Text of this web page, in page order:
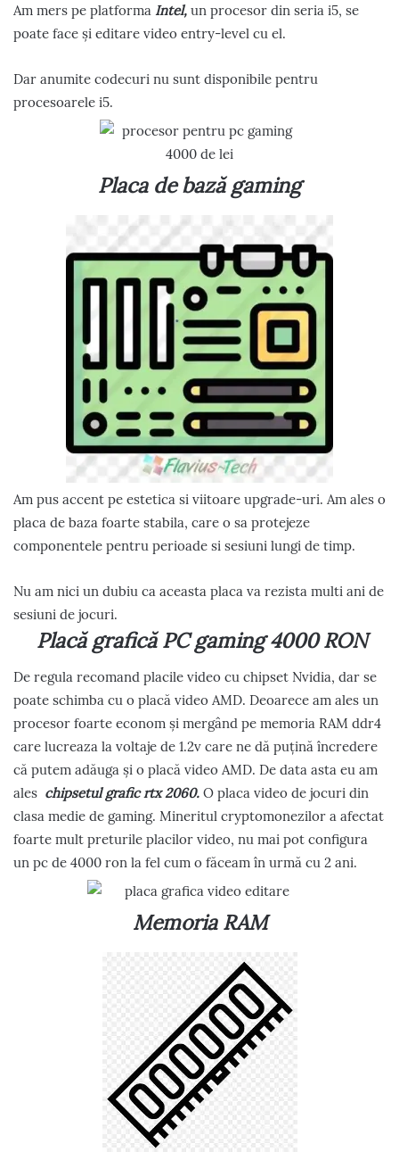
Am mers pe platforma Intel, un procesor din seria i5, se
poate face și editare video entry-level cu el.
Dar anumite codecuri nu sunt disponibile pentru
procesoarele i5.
Placa de bază gaming
Am pus accent pe estetica si viitoare upgrade-uri. Am ales o
placa de baza foarte stabila, care o sa protejeze
componentele pentru perioade si sesiuni lungi de timp.
Nu am nici un dubiu ca aceasta placa va rezista multi ani de
sesiuni de jocuri.
Placă grafică PC gaming 4000 RON
De regula recomand placile video cu chipset Nvidia, dar se
poate schimba cu o placă video AMD. Deoarece am ales un
procesor foarte econom și mergând pe memoria RAM ddr4
care lucreaza la voltaje de 1.2v care ne dă puțină încredere
că putem adăuga și o placă video AMD. De data asta eu am
ales chipsetul grafic rtx 2060. O placa video de jocuri din
clasa medie de gaming. Mineritul cryptomonezilor a afectat
foarte mult preturile placilor video, nu mai pot configura
un pc de 4000 ron la fel cum o făceam în urmă cu 2 ani.
Memoria RAM